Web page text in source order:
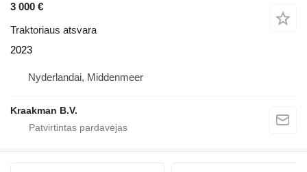
3 000 €
Traktoriaus atsvara
2023
Nyderlandai, Middenmeer
Kraakman B.V.